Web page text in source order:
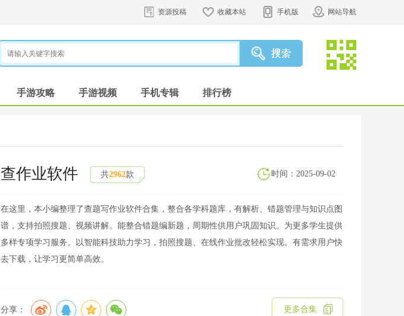
资源投稿 收藏本站 手机版 网站导航
手游攻略 手游视频 手机专辑 排行榜
查作业软件 共2962款 时间：2025-09-02
在这里，本小编整理了查题写作业软件合集，整合各学科题库，有解析、错题管理与知识点图
谱，支持拍照搜题、视频讲解。能整合错题编新题，周期性供用户巩固知识。为更多学生提供
多样专项学习服务。以智能科技助力学习，拍照搜题、在线作业批改轻松实现。有需求用户快
去下载，让学习更简单高效。
分享： 更多合集